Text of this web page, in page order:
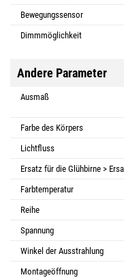
Bewegungssensor
Dimmmöglichkeit
Andere Parameter
Ausmaß
Farbe des Körpers
Lichtfluss
Ersatz für die Glühbirne >
Farbtemperatur
Reihe
Spannung
Winkel der Ausstrahlung
Montageöffnung